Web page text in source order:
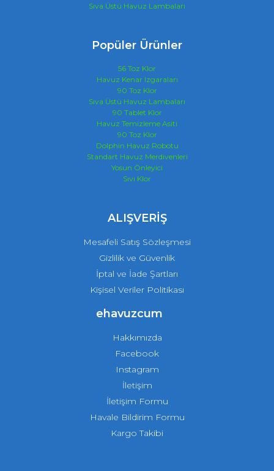
Sıva Üstü Havuz Lambaları
Popüler Ürünler
56 Toz Klor
Havuz Kenar Izgaraları
90 Toz Klor
Sıva Üstü Havuz Lambaları
90 Tablet Klor
Havuz Temizleme Asiti
90 Toz Klor
Dolphin Havuz Robotu
Standart Havuz Merdivenleri
Yosun Önleyici
Sıvı Klor
ALIŞVERİŞ
Mesafeli Satış Sözleşmesi
Gizlilik ve Güvenlik
İptal ve İade Şartları
Kişisel Veriler Politikası
ehavuzcum
Hakkımızda
Facebook
Instagram
İletişim
İletişim Formu
Havale Bildirim Formu
Kargo Takibi